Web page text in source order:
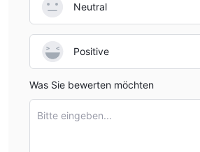
Neutral
Positive
Was Sie bewerten möchten
Bitte eingeben...